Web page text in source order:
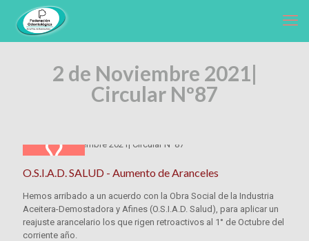
2 de Noviembre 2021|
Circular Nº87
O.S.I.A.D. SALUD - Aumento de Aranceles
Hemos arribado a un acuerdo con la Obra Social de la Industria
Aceitera-Demostadora y Afines (O.S.I.A.D. Salud), para aplicar un
reajuste arancelario los que rigen retroactivos al 1° de Octubre del
corriente año.